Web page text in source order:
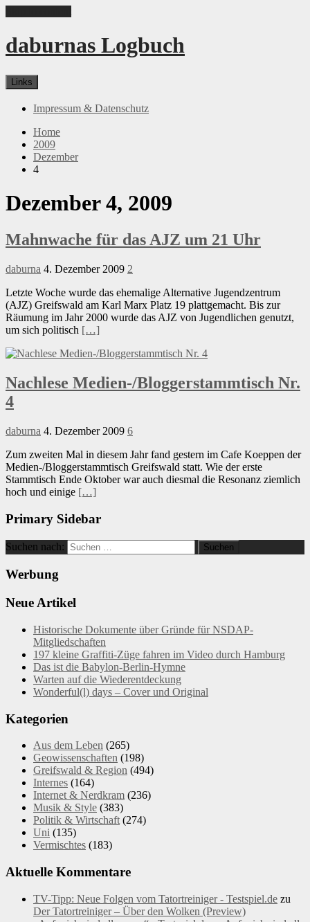
daburnas Logbuch
Links
Impressum & Datenschutz
Home
2009
Dezember
4
Dezember 4, 2009
Mahnwache für das AJZ um 21 Uhr
daburna 4. Dezember 2009 2
Letzte Woche wurde das ehemalige Alternative Jugendzentrum
(AJZ) Greifswald am Karl Marx Platz 19 plattgemacht. Bis zur
Räumung im Jahr 2000 wurde das AJZ von Jugendlichen genutzt,
um sich politisch […]
Nachlese Medien-/Bloggerstammtisch Nr.
4
daburna 4. Dezember 2009 6
Zum zweiten Mal in diesem Jahr fand gestern im Cafe Koeppen der
Medien-/Bloggerstammtisch Greifswald statt. Wie der erste
Stammtisch Ende Oktober war auch diesmal die Resonanz ziemlich
hoch und einige […]
Primary Sidebar
Suchen nach:
Werbung
Neue Artikel
Historische Dokumente über Gründe für NSDAP-
Mitgliedschaften
197 kleine Graffiti-Züge fahren im Video durch Hamburg
Das ist die Babylon-Berlin-Hymne
Warten auf die Wiederentdeckung
Wonderful(l) days – Cover und Original
Kategorien
Aus dem Leben (265)
Geowissenschaften (198)
Greifswald & Region (494)
Internes (164)
Internet & Nerdkram (236)
Musik & Style (383)
Politik & Wirtschaft (274)
Uni (135)
Vermischtes (183)
Aktuelle Kommentare
TV-Tipp: Neue Folgen vom Tatortreiniger - Testspiel.de zu
Der Tatortreiniger – Über den Wolken (Preview)